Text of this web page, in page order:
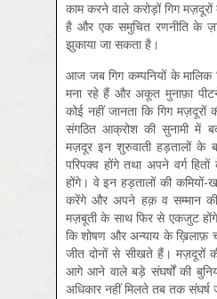
काम करने वाले करोड़ों गिग
है और एक समुचित रणनीति के
झुकाया जा सकता है।
आज जब गिग कम्पनियों के मालिक
मना रहे हैं और अकूत मुनाफ़ा
कोई नहीं जानता कि गिग
संगठित आक्रोश की सुनामी में
मज़दूर इन शुरुवाती हड़तालों के
परिपक्व होंगे तथा अपने वर्ग
होंगे। वे इन हड़तालों की कमियों-
करेंगे और अपने हक़ व सम्मान
मज़बूती के साथ फिर से एकजुट
कि शोषण और अन्याय के ख़िलाफ़
जीत दोनों से सीखते हैं। मज़दूरों
आगे आने वाले बड़े संघर्षों की
अधिकार नहीं मिलते तब तक संघर्ष